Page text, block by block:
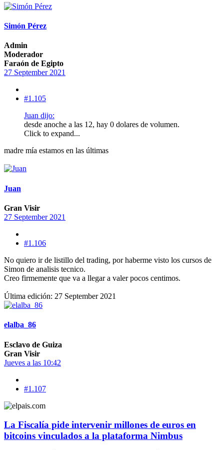
Simón Pérez
Admin
Moderador
Faraón de Egipto
27 September 2021
#1.105
Juan dijo:
desde anoche a las 12, hay 0 dolares de volumen.
Click to expand...
madre mía estamos en las últimas
Juan
Gran Visir
27 September 2021
#1.106
No quiero ir de listillo del trading, por haberme visto los cursos de
Simon de analisis tecnico.
Creo firmemente que va a llegar a valer pocos centimos.
Última edición: 27 September 2021
elalba_86
Esclavo de Guiza
Gran Visir
Jueves a las 10:42
#1.107
La Fiscalía pide intervenir millones de euros en
bitcoins vinculados a la plataforma Nimbus